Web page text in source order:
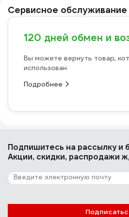
Сервисное обслуживание
120 дней обмен и
Вы можете вернуть товар,
использован
Подробнее
Подпишитесь на рассылкуи
Акции, скидки, распродажи